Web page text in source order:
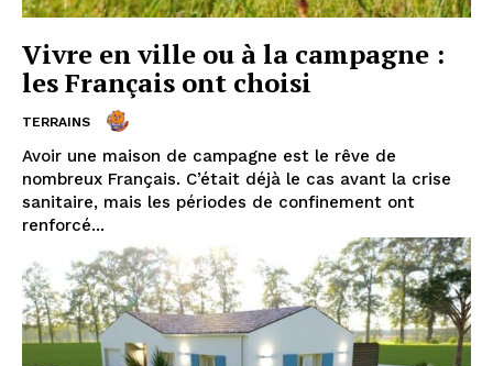
Vivre en ville ou à la campagne :
les Français ont choisi
TERRAINS
Avoir une maison de campagne est le rêve de
nombreux Français. C’était déjà le cas avant la crise
sanitaire, mais les périodes de confinement ont
renforcé...